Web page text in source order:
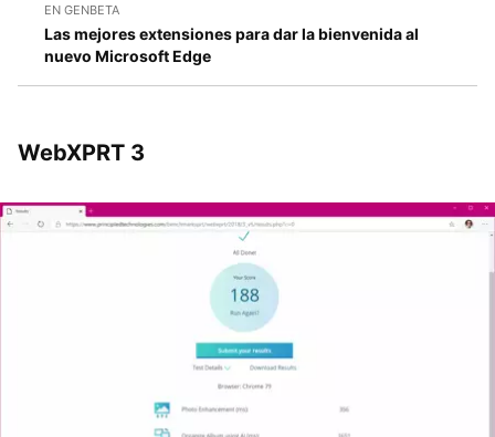
EN GENBETA
Las mejores extensiones para dar la bienvenida al
nuevo Microsoft Edge
WebXPRT 3